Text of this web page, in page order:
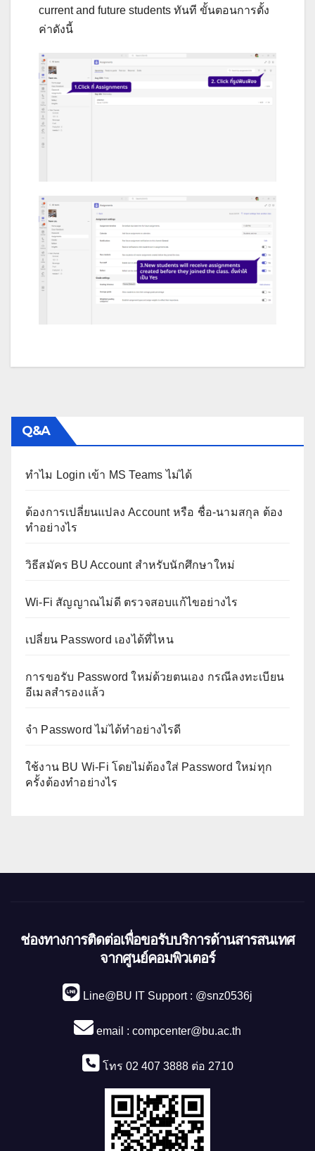
current and future students ทันที ขั้นตอนการตั้ง
ค่าดังนี้
Q&A
ทำไม Login เข้า MS Teams ไม่ได้
ต้องการเปลี่ยนแปลง Account หรือ ชื่อ-นามสกุล ต้อง
ทำอย่างไร
วิธีสมัคร BU Account สำหรับนักศึกษาใหม่
Wi-Fi สัญญาณไม่ดี ตรวจสอบแก้ไขอย่างไร
เปลี่ยน Password เองได้ที่ไหน
การขอรับ Password ใหม่ด้วยตนเอง กรณีลงทะเบียน
อีเมลสำรองแล้ว
จำ Password ไม่ได้ทำอย่างไรดี
ใช้งาน BU Wi-Fi โดยไม่ต้องใส่ Password ใหม่ทุก
ครั้งต้องทำอย่างไร
ช่องทางการติดต่อเพื่อขอรับบริการด้านสารสนเทศ
จากศูนย์คอมพิวเตอร์
Line@BU IT Support : @snz0536j
email : compcenter@bu.ac.th
โทร 02 407 3888 ต่อ 2710